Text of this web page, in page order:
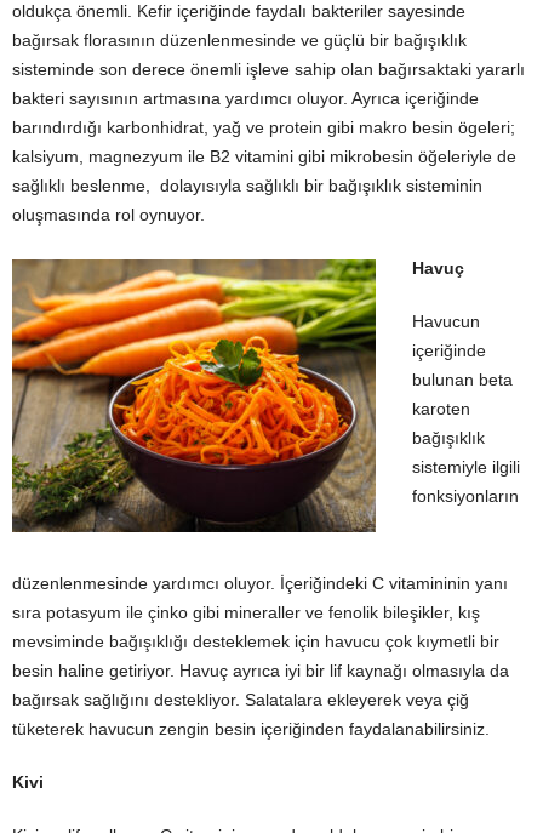
oldukça önemli. Kefir içeriğinde faydalı bakteriler sayesinde
bağırsak florasının düzenlenmesinde ve güçlü bir bağışıklık
sisteminde son derece önemli işleve sahip olan bağırsaktaki yararlı
bakteri sayısının artmasına yardımcı oluyor. Ayrıca içeriğinde
barındırdığı karbonhidrat, yağ ve protein gibi makro besin ögeleri;
kalsiyum, magnezyum ile B2 vitamini gibi mikrobesin öğeleriyle de
sağlıklı beslenme, dolayısıyla sağlıklı bir bağışıklık sisteminin
oluşmasında rol oynuyor.
Havuç
Havucun
içeriğinde
bulunan beta
karoten
bağışıklık
sistemiyle ilgili
fonksiyonların
düzenlenmesinde yardımcı oluyor. İçeriğindeki C vitamininin yanı
sıra potasyum ile çinko gibi mineraller ve fenolik bileşikler, kış
mevsiminde bağışıklığı desteklemek için havucu çok kıymetli bir
besin haline getiriyor. Havuç ayrıca iyi bir lif kaynağı olmasıyla da
bağırsak sağlığını destekliyor. Salatalara ekleyerek veya çiğ
tüketerek havucun zengin besin içeriğinden faydalanabilirsiniz.
Kivi